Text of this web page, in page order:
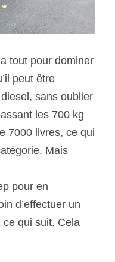
tout pour dominer
peut être
sans oublier
les 700 kg
7000 livres, ce qui
Mais
pour en
d’effectuer un
qui suit. Cela